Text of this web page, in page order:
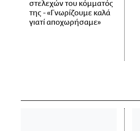
στελεχών του κόμματός
της - «Γνωρίζουμε καλά
γιατί αποχωρήσαμε»